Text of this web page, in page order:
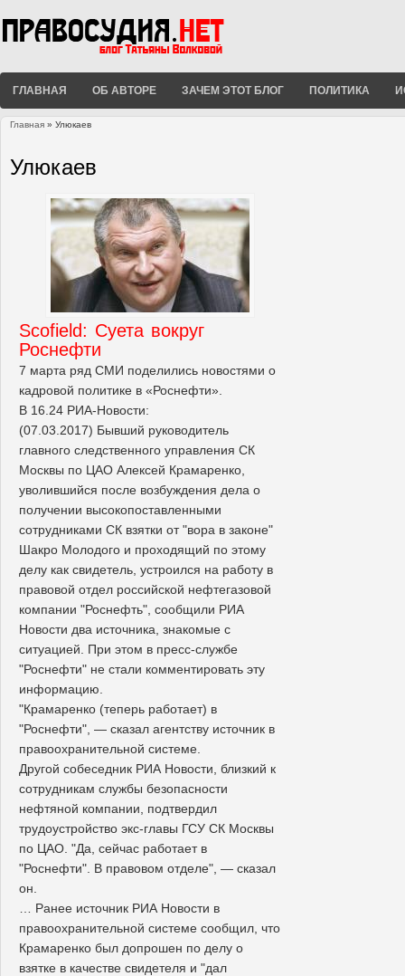
ГЛАВНАЯ ОБ АВТОРЕ ЗАЧЕМ ЭТОТ БЛОГ ПОЛИТИКА
Главная » Улюкаев
Улюкаев
Scofield: Суета вокруг
Роснефти
7 марта ряд СМИ поделились новостями о
кадровой политике в «Роснефти».
В 16.24 РИА-Новости:
(07.03.2017) Бывший руководитель
главного следственного управления СК
Москвы по ЦАО Алексей Крамаренко,
уволившийся после возбуждения дела о
получении высокопоставленными
сотрудниками СК взятки от "вора в законе"
Шакро Молодого и проходящий по этому
делу как свидетель, устроился на работу в
правовой отдел российской нефтегазовой
компании "Роснефть", сообщили РИА
Новости два источника, знакомые с
ситуацией. При этом в пресс-службе
"Роснефти" не стали комментировать эту
информацию.
"Крамаренко (теперь работает) в
"Роснефти", — сказал агентству источник в
правоохранительной системе.
Другой собеседник РИА Новости, близкий к
сотрудникам службы безопасности
нефтяной компании, подтвердил
трудоустройство экс-главы ГСУ СК Москвы
по ЦАО. "Да, сейчас работает в
"Роснефти". В правовом отделе", — сказал
он.
… Ранее источник РИА Новости в
правоохранительной системе сообщил, что
Крамаренко был допрошен по делу о
взятке в качестве свидетеля и "дал